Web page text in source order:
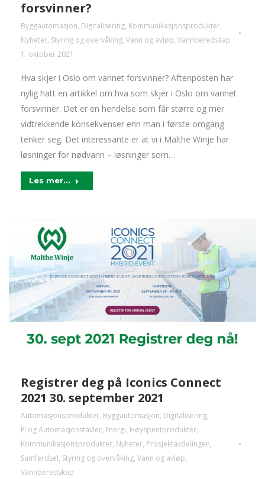
forsvinner?
Byggautomasjon, Digitalisering, Kommunikasjonsprodukter,
Nyheter, Styring og overvåking, Vann og avløp, Vannberedskap
1. oktober 2021
Hva skjer i Oslo om vannet forsvinner? Aftenposten har
nylig hatt en artikkel om hva som skjer i Oslo om vannet
forsvinner. Det er en hendelse som får større og mer
vidtrekkende konsekvenser enn man i første omgang
tenker seg. Det interessante er at vi i Malthe Winje har
løsninger for nødvann – løsninger som…
Les mer...
Registrer deg på Iconics Connect
2021 30. september 2021
Automasjonsprodukter, Byggautomasjon, Digitalisering,
El og Automasjonstavler, Energi, Høyspentprodukter,
Kommunikasjonsprodukter, Nyheter, Prosjektavdelingen,
Samferdsel, Styring og overvåking, Vann og avløp,
Vannberedskap